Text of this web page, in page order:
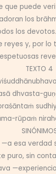
que puede
los
los devotos.
reyes y, por
TEXTO 4
dhvasta-
rūpaṁ
esa verdad
puro, sin